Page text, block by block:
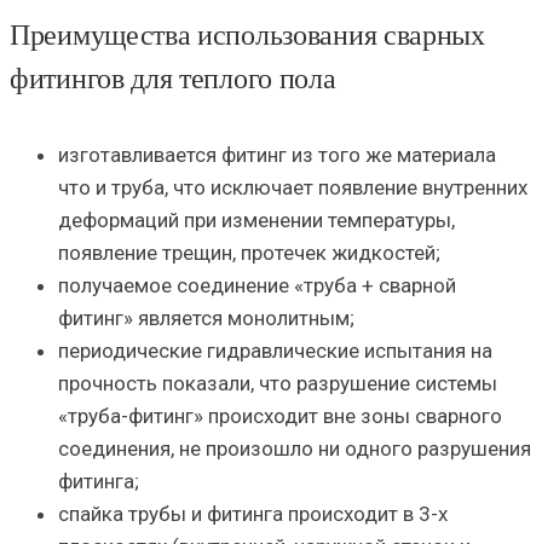
Преимущества использования сварных
фитингов для теплого пола
изготавливается фитинг из того же материала
что и труба, что исключает появление внутренних
деформаций при изменении температуры,
появление трещин, протечек жидкостей;
получаемое соединение «труба + сварной
фитинг» является монолитным;
периодические гидравлические испытания на
прочность показали, что разрушение системы
«труба-фитинг» происходит вне зоны сварного
соединения, не произошло ни одного разрушения
фитинга;
спайка трубы и фитинга происходит в 3-х